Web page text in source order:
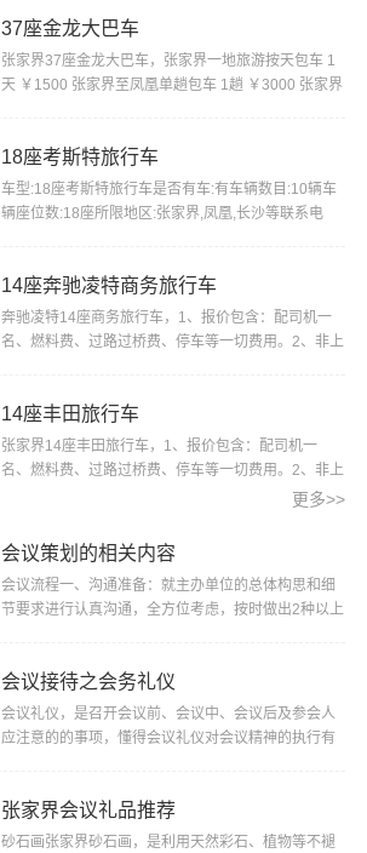
37座金龙大巴车
张家界37座金龙大巴车，张家界一地旅游按天包车 1
天 ￥1500 张家界至凤凰单趟包车 1趟 ￥3000 张家界
18座考斯特旅行车
车型:18座考斯特旅行车是否有车:有车辆数目:10辆车
辆座位数:18座所限地区:张家界,凤凰,长沙等联系电
14座奔驰凌特商务旅行车
奔驰凌特14座商务旅行车，1、报价包含：配司机一
名、燃料费、过路过桥费、停车等一切费用。2、非上
14座丰田旅行车
张家界14座丰田旅行车，1、报价包含：配司机一
名、燃料费、过路过桥费、停车等一切费用。2、非上
述行程包车，价格另行商议。3、我们将确保您所包租
更多>>
会议策划的相关内容
会议流程一、沟通准备：就主办单位的总体构思和细
节要求进行认真沟通，全方位考虑，按时做出2种以上
会议接待之会务礼仪
会议礼仪，是召开会议前、会议中、会议后及参会人
应注意的的事项，懂得会议礼仪对会议精神的执行有
张家界会议礼品推荐
砂石画张家界砂石画，是利用天然彩石、植物等不褪